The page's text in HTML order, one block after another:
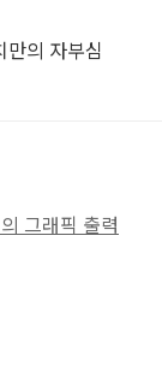
의 자부심
그래픽 출력